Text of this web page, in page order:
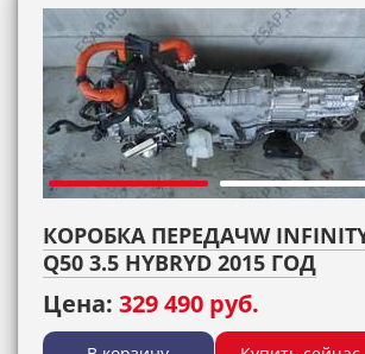
КОРОБКА ПЕРЕДАЧW
Q50 3.5 HYBRYD 2015 ГОД
Цена: 329 490 руб.